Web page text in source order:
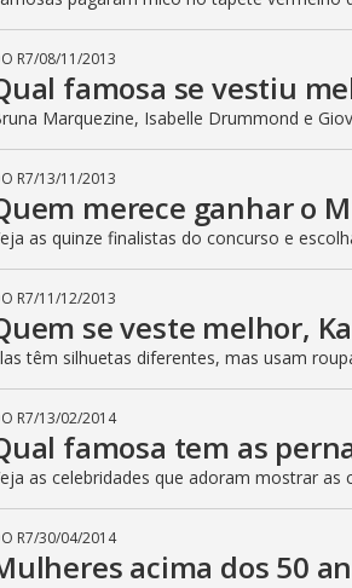
R7/08/11/2013
famosa se vestiu
Marquezine, Isabelle Drummond e
R7/13/11/2013
merece ganhar o
as quinze finalistas do concurso e
R7/11/12/2013
se veste melhor,
têm silhuetas diferentes, mas usam
R7/13/02/2014
famosa tem as
as celebridades que adoram mostrar as
R7/30/04/2014
acima dos 50